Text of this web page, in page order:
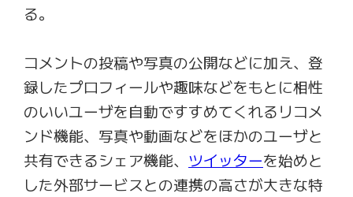
る。
コメントの投稿や写真の公開などに加え、登
録したプロフィールや趣味などをもとに相性
のいいユーザを自動ですすめてくれるリコメ
ンド機能、写真や動画などをほかのユーザと
共有できるシェア機能、 ツイッターを始めと
した外部サービスとの連携の高さが大きな特